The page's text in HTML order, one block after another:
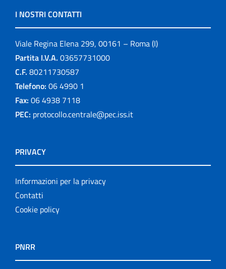
I NOSTRI CONTATTI
Viale Regina Elena 299, 00161 – Roma (I)
Partita I.V.A. 03657731000
C.F. 80211730587
Telefono: 06 4990 1
Fax: 06 4938 7118
PEC: protocollo.centrale@pec.iss.it
PRIVACY
Informazioni per la privacy
Contatti
Cookie policy
PNRR